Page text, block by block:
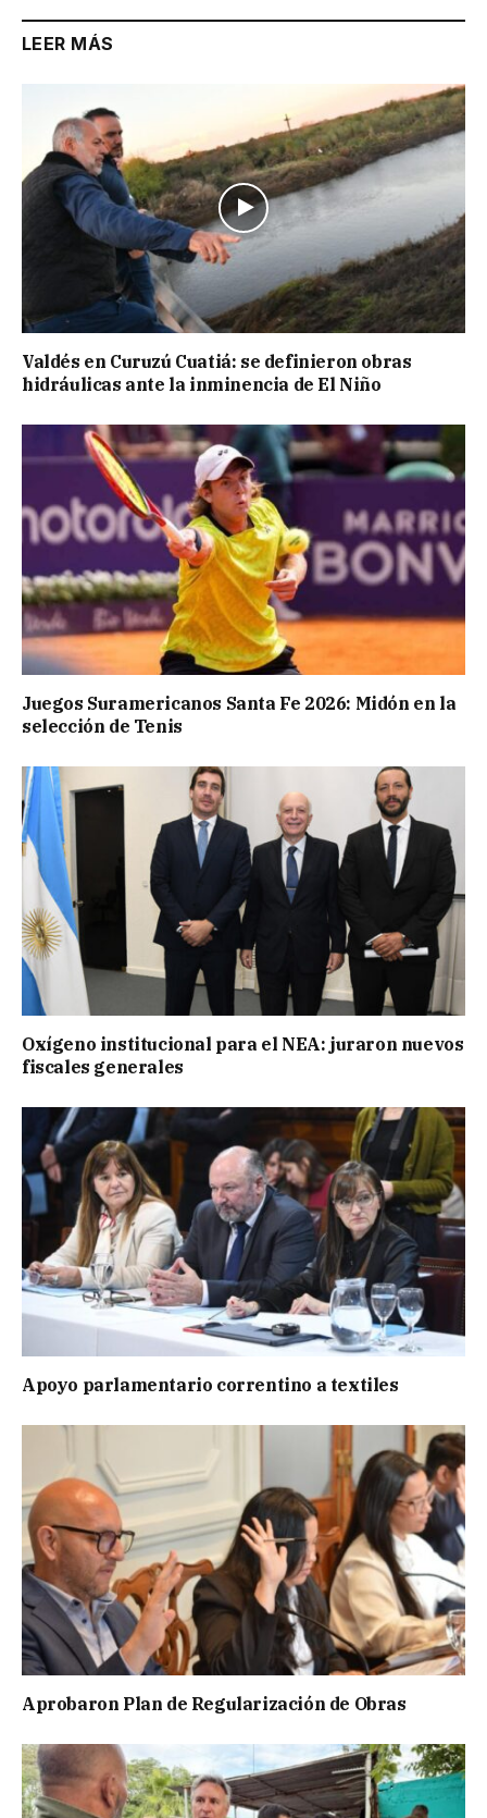
LEER MÁS
Valdés en Curuzú Cuatiá: se definieron obras
hidráulicas ante la inminencia de El Niño
Juegos Suramericanos Santa Fe 2026: Midón en la
selección de Tenis
Oxígeno institucional para el NEA: juraron nuevos
fiscales generales
Apoyo parlamentario correntino a textiles
Aprobaron Plan de Regularización de Obras